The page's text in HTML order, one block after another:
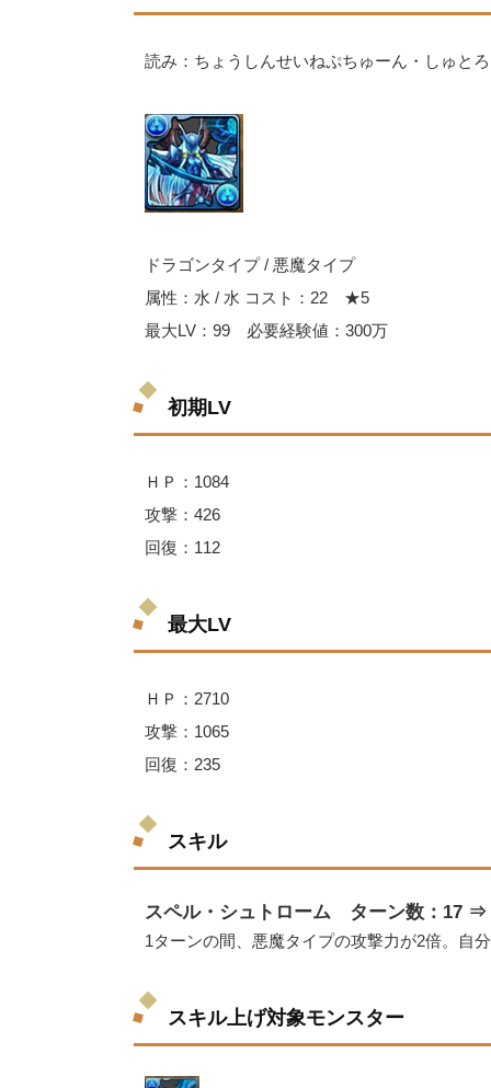
読み：ちょうしんせいねぷちゅーん・しゅと
ドラゴンタイプ / 悪魔タイプ
属性：水 / 水 コスト：22 ★5
最大LV：99 必要経験値：300万
初期LV
ＨＰ：1084
攻撃：426
回復：112
最大LV
ＨＰ：2710
攻撃：1065
回復：235
スキル
スペル・シュトローム ターン数：17 ⇒
1ターンの間、悪魔タイプの攻撃力が2倍。自
スキル上げ対象モンスター